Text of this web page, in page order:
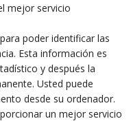
mejor servicio
poder identificar las
Esta información es
y después la
Usted puede
desde su ordenador.
un mejor servicio